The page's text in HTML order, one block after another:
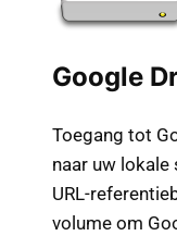
Google
Toegang tot
naar uw
URL-
volume om